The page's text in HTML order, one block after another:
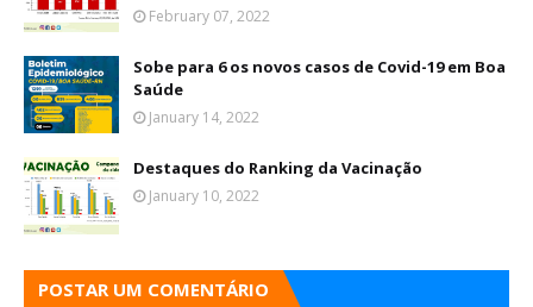
February 07, 2022
Sobe para 6 os novos casos de Covid-19 em Boa
Saúde
January 14, 2022
Destaques do Ranking da Vacinação
January 10, 2022
POSTAR UM COMENTÁRIO